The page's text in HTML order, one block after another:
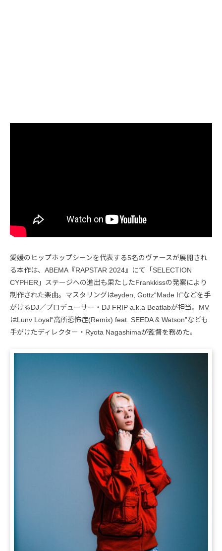
愛媛のヒップホップシーンを代表する5名のヴァースが展開され
る本作は、ABEMA『RAPSTAR 2024』にて「SELECTION
CYPHER」ステージへの進出も果たしたFrankkissの発案により
制作された楽曲。マスタリングはeyden, Gottz“Made It”などを手
がけるDJ／プロデューサー・DJ FRIP a.k.a Beatlabが担当。MV
はLunv Loyal“高所恐怖症(Remix) feat. SEEDA & Watson”なども
手がけたディレクター・Ryota Nagashimaが監督を務めた。